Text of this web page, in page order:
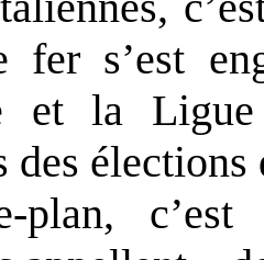
fer s’est
et la
des élections
plan,